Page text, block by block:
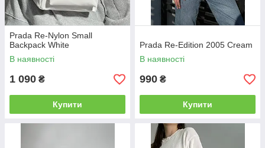
Prada Re-Nylon Small
Backpack White
В наявності
1 090 ₴
Купити
Prada Re-Edition 2005 Cream
В наявності
990 ₴
Купити